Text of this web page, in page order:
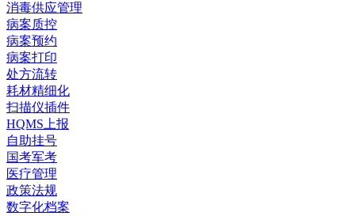
消毒供应管理
病案质控
病案预约
病案打印
处方流转
耗材精细化
扫描仪插件
HQMS上报
自助挂号
国考军考
医疗管理
政策法规
数字化档案